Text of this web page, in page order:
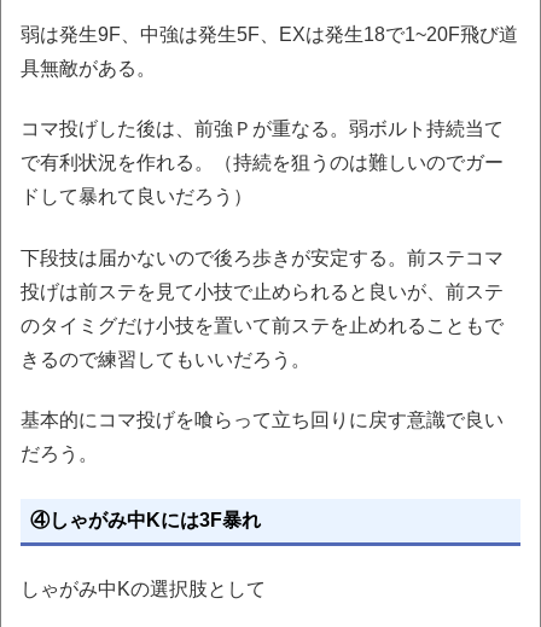
弱は発生9F、中強は発生5F、EXは発生18で1~20F飛び道
具無敵がある。
コマ投げした後は、前強Ｐが重なる。弱ボルト持続当て
で有利状況を作れる。（持続を狙うのは難しいのでガー
ドして暴れて良いだろう）
下段技は届かないので後ろ歩きが安定する。前ステコマ
投げは前ステを見て小技で止められると良いが、前ステ
のタイミグだけ小技を置いて前ステを止めれることもで
きるので練習してもいいだろう。
基本的にコマ投げを喰らって立ち回りに戻す意識で良い
だろう。
④しゃがみ中Kには3F暴れ
しゃがみ中Kの選択肢として